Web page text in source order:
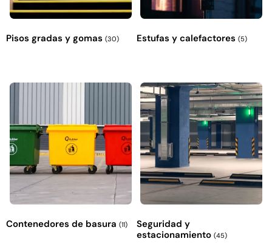
Pisos gradas y gomas (30) Estufas y calefactores (5)
Contenedores de basura (11)
Seguridad y
estacionamiento (45)